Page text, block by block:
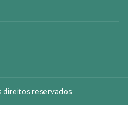
direitos reservados